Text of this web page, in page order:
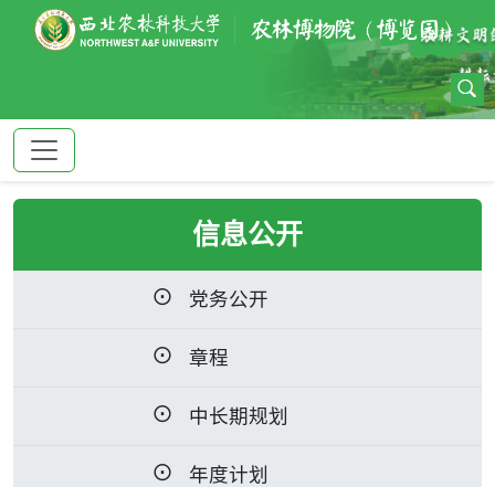
信息公开
党务公开
章程
中长期规划
年度计划